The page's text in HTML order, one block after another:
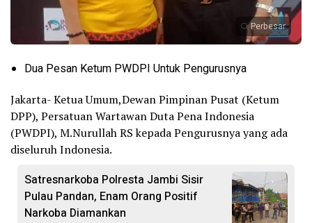
Perbesar
Dua Pesan Ketum PWDPI Untuk Pengurusnya
Jakarta- Ketua Umum,Dewan Pimpinan Pusat (Ketum
DPP), Persatuan Wartawan Duta Pena Indonesia
(PWDPI), M.Nurullah RS kepada Pengurusnya yang ada
diseluruh Indonesia.
Satresnarkoba Polresta Jambi Sisir
Pulau Pandan, Enam Orang Positif
Narkoba Diamankan